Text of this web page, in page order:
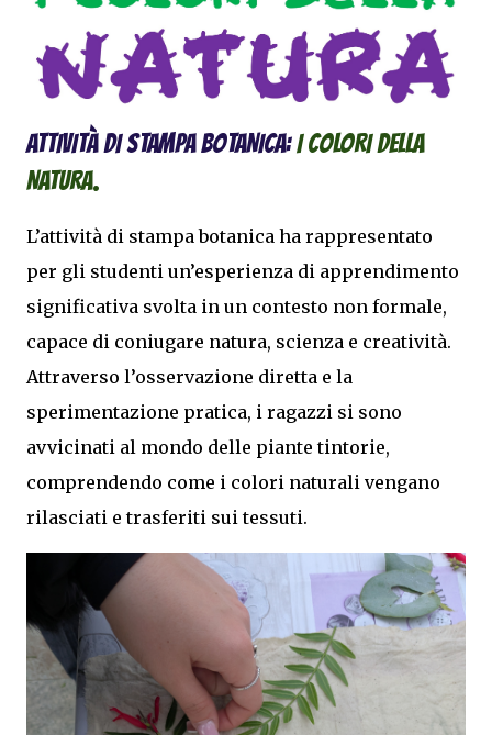
ATTIVITà DI STAMPA BOTANICA:I COLORI DELLA
NATURA.
L’attività di stampa botanica ha rappresentato
per gli studenti un’esperienza di apprendimento
significativa svolta in un contesto non formale,
capace di coniugare natura, scienza e creatività.
Attraverso l’osservazione diretta e la
sperimentazione pratica, i ragazzi si sono
avvicinati al mondo delle piante tintorie,
comprendendo come i colori naturali vengano
rilasciati e trasferiti sui tessuti.